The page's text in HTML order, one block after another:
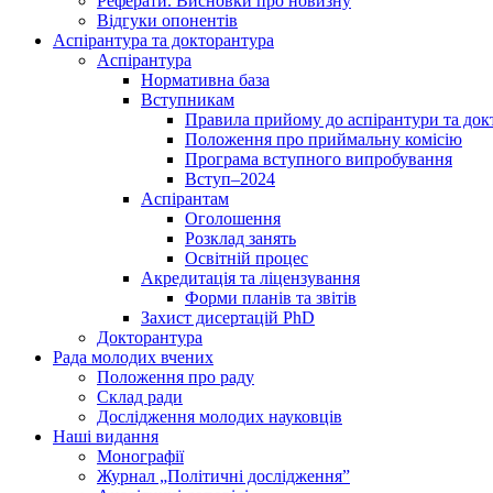
Відгуки опонентів
Аспірантура та докторантура
Аспірантура
Нормативна база
Вступникам
Правила прийому до аспірантури та
Положення про приймальну комісію
Програма вступного випробування
Вступ–2024
Аспірантам
Оголошення
Розклад занять
Освітній процес
Акредитація та ліцензування
Форми планів та звітів
Захист дисертацій PhD
Докторантура
Рада молодих вчених
Положення про раду
Склад ради
Дослідження молодих науковців
Наші видання
Монографії
Журнал „Політичні дослідження”